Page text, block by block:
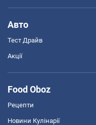
Авто
Тест Драйв
Акції
Food Oboz
Рецепти
Новини Кулінарії